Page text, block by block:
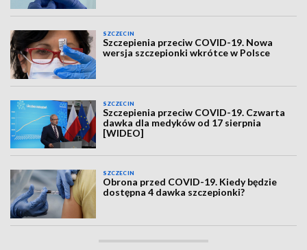
SZCZECIN
Szczepienia przeciw COVID-19. Nowa
wersja szczepionki wkrótce w Polsce
SZCZECIN
Szczepienia przeciw COVID-19. Czwarta
dawka dla medyków od 17 sierpnia
[WIDEO]
SZCZECIN
Obrona przed COVID-19. Kiedy będzie
dostępna 4 dawka szczepionki?